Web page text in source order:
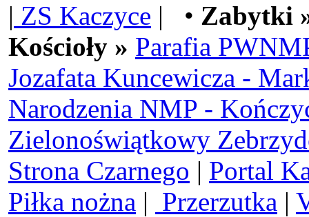
| ZS Kaczyce | • Zabytki
Kościoły » Parafia
Jozafata Kuncewicza -
Narodzenia NMP -
Zielonoświątkowy
Strona Czarnego | Portal
Piłka nożna | Przerzutka |